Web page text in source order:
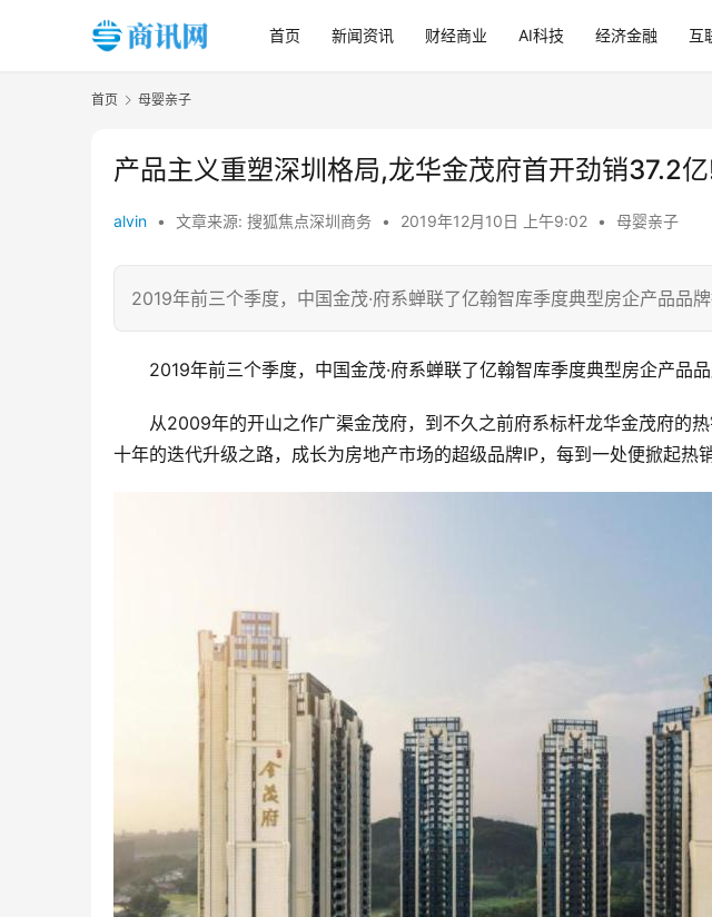
首页 新闻资讯 财经商业 AI科技 经济金融 互
首页 母婴亲子
产品主义重塑深圳格局,龙华金茂府首开劲销37.2
alvin • 文章来源: 搜狐焦点深圳商务 • 2019年12月10日 上午9:02 • 母婴亲子
​2019年前三个季度，中国金茂·府系蝉联了亿翰智库季度典型房企产品品牌
2019年前三个季度，中国金茂·府系蝉联了亿翰智库季度典型房企产品品
从2009年的开山之作广渠金茂府，到不久之前府系标杆龙华金茂府的
十年的迭代升级之路，成长为房地产市场的超级品牌IP，每到一处便掀起热销